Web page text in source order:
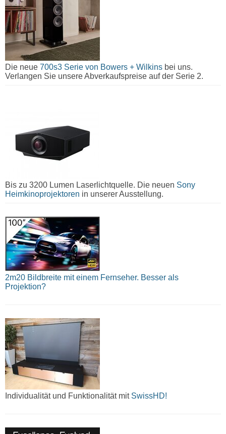
Die neue 700s3 Serie von Bowers + Wilkins bei uns.
Verlangen Sie unsere Abverkaufspreise auf der Serie 2.
Bis zu 3200 Lumen Laserlichtquelle. Die neuen Sony
Heimkinoprojektoren in unserer Ausstellung.
2m20 Bildbreite mit einem Fernseher. Besser als
Projektion?
Individualität und Funktionalität mitSwissHD!